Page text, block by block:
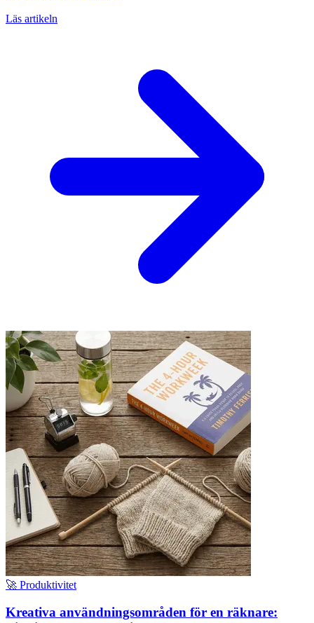
Läs artikeln
🚀 Produktivitet
Kreativa användningsområden för en räknare: